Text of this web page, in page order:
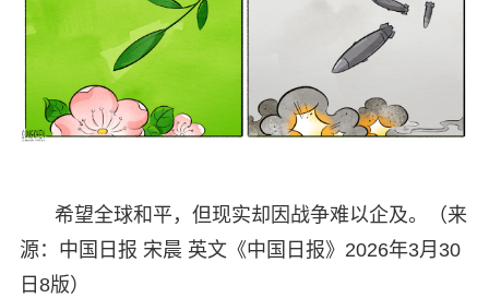
希望全球和平，但现实却因战争难以企及。（来
源：中国日报 宋晨 英文《中国日报》2026年3月30
日8版）